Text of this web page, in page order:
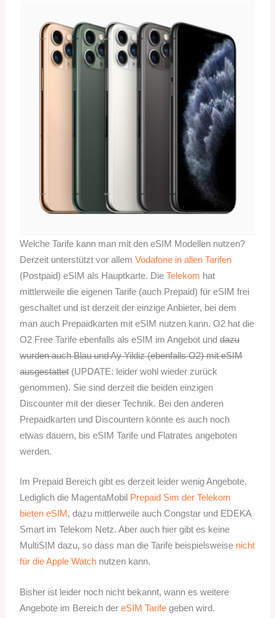
Welche Tarife kann man mit den eSIM Modellen nutzen?
Derzeit unterstützt vor allemVodafone in allen Tarifen
(Postpaid) eSIM als Hauptkarte. DieTelekom hat
mittlerweile die eigenen Tarife (auch Prepaid) für eSIM frei
geschaltet und ist derzeit der einzige Anbieter, bei dem
man auch Prepaidkarten mit eSIM nutzen kann. O2 hat die
O2 Free Tarife ebenfalls als eSIM im Angebot unddazu
wurden auch Blau und Ay Yildiz (ebenfalls O2) mit eSIM
ausgestattet(UPDATE: leider wohl wieder zurück
genommen). Sie sind derzeit die beiden einzigen
Discounter mit der dieser Technik. Bei den anderen
Prepaidkarten und Discountern könnte es auch noch
etwas dauern, bis eSIM Tarife und Flatrates angeboten
werden.
Im Prepaid Bereich gibt es derzeit leider wenig Angebote.
Lediglich die MagentaMobil Prepaid Sim der Telekom
bieten eSIM , dazu mittlerweile auch Congstar und EDEKA
Smart im Telekom Netz. Aber auch hier gibt es keine
MultiSIM dazu, so dass man die Tarife beispielsweise nicht
für die Apple Watch nutzen kann.
Bisher ist leider noch nicht bekannt, wann es weitere
Angebote im Bereich dereSIM Tarife geben wird.